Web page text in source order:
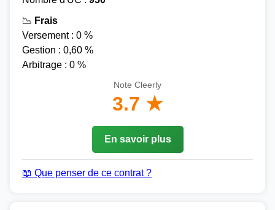
📉 Frais
Versement : 0 %
Gestion : 0,60 %
Arbitrage : 0 %
Note Cleerly
3.7 ★
En savoir plus
📖 Que penser de ce contrat ?